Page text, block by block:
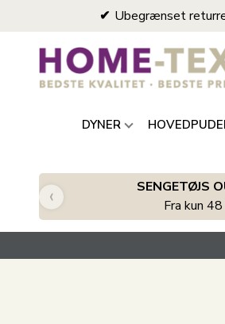
Ubegrænset
DYNER
SENGETØJS
Fra kun 48
‹